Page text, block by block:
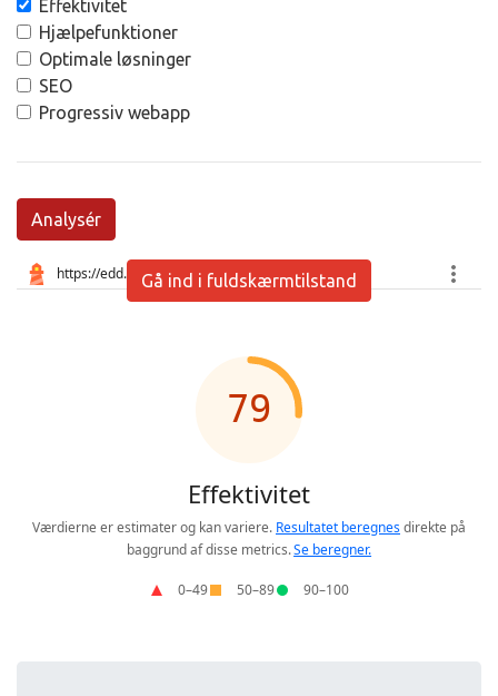
Effektivitet
Hjælpefunktioner
Optimale løsninger
SEO
Progressiv webapp
Analysér
Gå ind i fuldskærmtilstand